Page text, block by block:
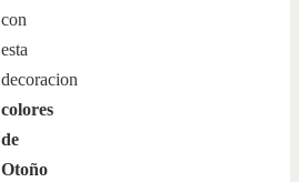
con
esta
decoracion
colores
de
Otoño